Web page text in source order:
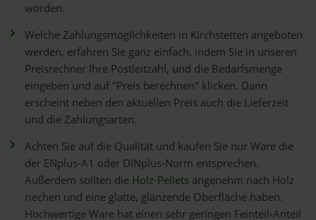
worden.
Welche Zahlungsmöglichkeiten in Kirchstetten angeboten
werden, erfahren Sie ganz einfach, indem Sie in unseren
Preisrechner Ihre Postleitzahl, und die Bedarfsmenge
eingeben und auf "Preis berechnen" klicken. Dann
erscheint neben den aktuellen Preis auch die Lieferzeit
und die Zahlungsarten.
Achten Sie auf die Qualität und kaufen Sie nur Ware die
der ENplus-A1 oder DINplus-Norm entsprechen.
Außerdem sollten die Holz-Pellets angenehm nach Holz
riechen und eine glatte, glänzende Oberfläche haben.
Hochwertige Ware hat einen sehr geringen Feinteil-Anteil